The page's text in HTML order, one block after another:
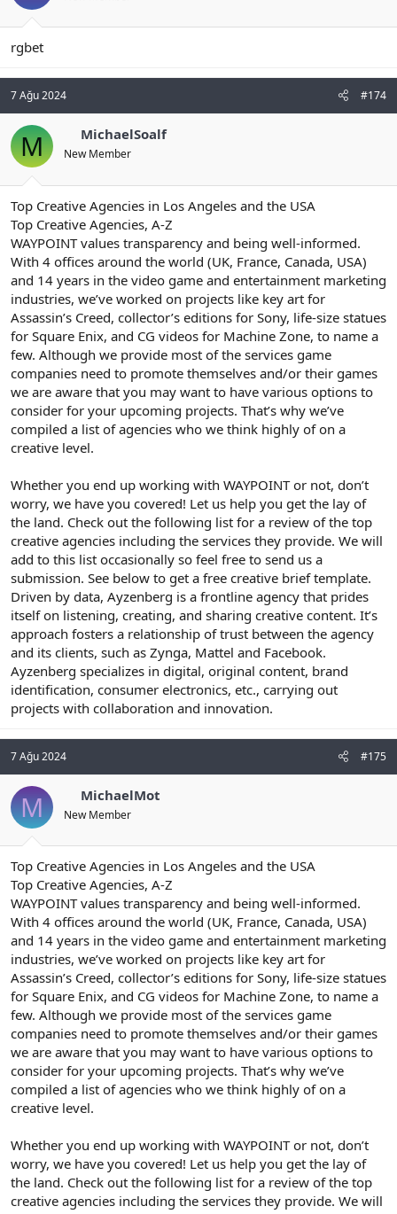
rgbet
7 Ağu 2024 #174
M MichaelSoalf
New Member
Top Creative Agencies in Los Angeles and the USA
Top Creative Agencies, A-Z
WAYPOINT values transparency and being well-informed.
With 4 offices around the world (UK, France, Canada, USA)
and 14 years in the video game and entertainment marketing
industries, we’ve worked on projects like key art for
Assassin’s Creed, collector’s editions for Sony, life-size statues
for Square Enix, and CG videos for Machine Zone, to name a
few. Although we provide most of the services game
companies need to promote themselves and/or their games
we are aware that you may want to have various options to
consider for your upcoming projects. That’s why we’ve
compiled a list of agencies who we think highly of on a
creative level.
Whether you end up working with WAYPOINT or not, don’t
worry, we have you covered! Let us help you get the lay of
the land. Check out the following list for a review of the top
creative agencies including the services they provide. We will
add to this list occasionally so feel free to send us a
submission. See below to get a free creative brief template.
Driven by data, Ayzenberg is a frontline agency that prides
itself on listening, creating, and sharing creative content. It’s
approach fosters a relationship of trust between the agency
and its clients, such as Zynga, Mattel and Facebook.
Ayzenberg specializes in digital, original content, brand
identification, consumer electronics, etc., carrying out
projects with collaboration and innovation.
7 Ağu 2024 #175
M MichaelMot
New Member
Top Creative Agencies in Los Angeles and the USA
Top Creative Agencies, A-Z
WAYPOINT values transparency and being well-informed.
With 4 offices around the world (UK, France, Canada, USA)
and 14 years in the video game and entertainment marketing
industries, we’ve worked on projects like key art for
Assassin’s Creed, collector’s editions for Sony, life-size statues
for Square Enix, and CG videos for Machine Zone, to name a
few. Although we provide most of the services game
companies need to promote themselves and/or their games
we are aware that you may want to have various options to
consider for your upcoming projects. That’s why we’ve
compiled a list of agencies who we think highly of on a
creative level.
Whether you end up working with WAYPOINT or not, don’t
worry, we have you covered! Let us help you get the lay of
the land. Check out the following list for a review of the top
creative agencies including the services they provide. We will